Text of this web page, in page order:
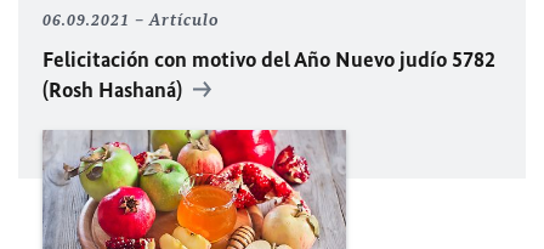
06.09.2021 Artículo
Felicitación con motivo del Año Nuevo judío 5782
(Rosh Hashaná)